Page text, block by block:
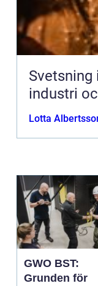
industri
Lotta
GWO BST:
Grunden för